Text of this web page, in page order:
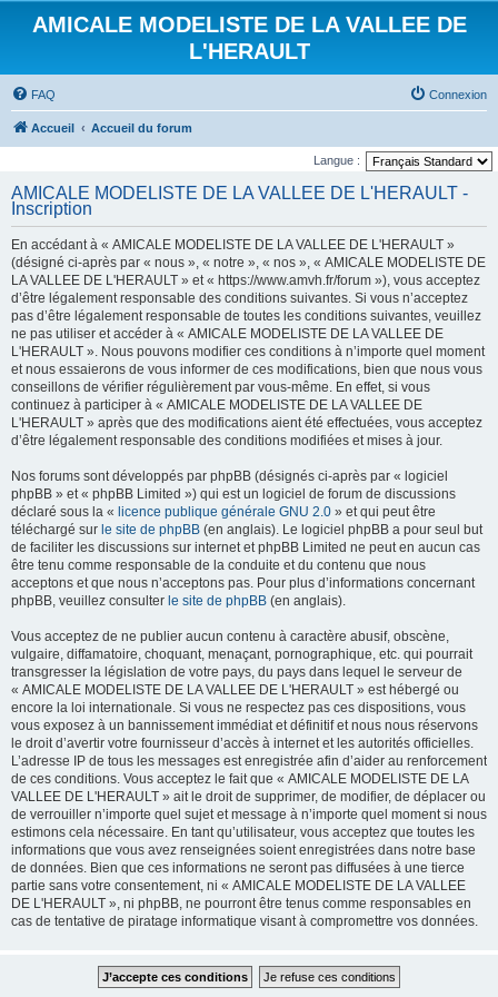
AMICALE MODELISTE DE LA VALLEE DE
L'HERAULT
FAQ Connexion
Accueil Accueil du forum
Langue :
AMICALE MODELISTE DE LA VALLEE DE L'HERAULT -
Inscription
En accédant à « AMICALE MODELISTE DE LA VALLEE DE L'HERAULT »
(désigné ci-après par « nous », « notre », « nos », « AMICALE MODELISTE DE
LA VALLEE DE L'HERAULT » et « https://www.amvh.fr/forum »), vous acceptez
d’être légalement responsable des conditions suivantes. Si vous n’acceptez
pas d’être légalement responsable de toutes les conditions suivantes, veuillez
ne pas utiliser et accéder à « AMICALE MODELISTE DE LA VALLEE DE
L'HERAULT ». Nous pouvons modifier ces conditions à n’importe quel moment
et nous essaierons de vous informer de ces modifications, bien que nous vous
conseillons de vérifier régulièrement par vous-même. En effet, si vous
continuez à participer à « AMICALE MODELISTE DE LA VALLEE DE
L'HERAULT » après que des modifications aient été effectuées, vous acceptez
d’être légalement responsable des conditions modifiées et mises à jour.
Nos forums sont développés par phpBB (désignés ci-après par « logiciel
phpBB » et « phpBB Limited ») qui est un logiciel de forum de discussions
déclaré sous la « licence publique générale GNU 2.0 » et qui peut être
téléchargé sur le site de phpBB (en anglais). Le logiciel phpBB a pour seul but
de faciliter les discussions sur internet et phpBB Limited ne peut en aucun cas
être tenu comme responsable de la conduite et du contenu que nous
acceptons et que nous n’acceptons pas. Pour plus d’informations concernant
phpBB, veuillez consulter le site de phpBB (en anglais).
Vous acceptez de ne publier aucun contenu à caractère abusif, obscène,
vulgaire, diffamatoire, choquant, menaçant, pornographique, etc. qui pourrait
transgresser la législation de votre pays, du pays dans lequel le serveur de
« AMICALE MODELISTE DE LA VALLEE DE L'HERAULT » est hébergé ou
encore la loi internationale. Si vous ne respectez pas ces dispositions, vous
vous exposez à un bannissement immédiat et définitif et nous nous réservons
le droit d’avertir votre fournisseur d’accès à internet et les autorités officielles.
L’adresse IP de tous les messages est enregistrée afin d’aider au renforcement
de ces conditions. Vous acceptez le fait que « AMICALE MODELISTE DE LA
VALLEE DE L'HERAULT » ait le droit de supprimer, de modifier, de déplacer ou
de verrouiller n’importe quel sujet et message à n’importe quel moment si nous
estimons cela nécessaire. En tant qu’utilisateur, vous acceptez que toutes les
informations que vous avez renseignées soient enregistrées dans notre base
de données. Bien que ces informations ne seront pas diffusées à une tierce
partie sans votre consentement, ni « AMICALE MODELISTE DE LA VALLEE
DE L'HERAULT », ni phpBB, ne pourront être tenus comme responsables en
cas de tentative de piratage informatique visant à compromettre vos données.